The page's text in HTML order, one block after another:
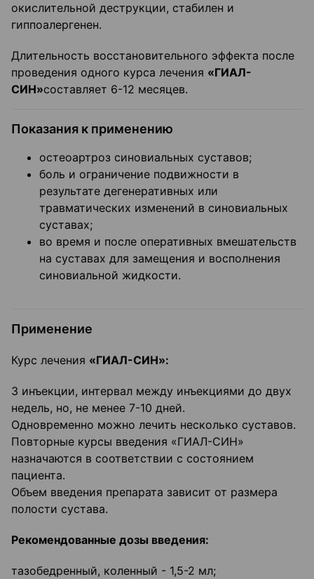
окислительной деструкции, стабилен и
гиппоалергенен.
Длительность восстановительного эффекта после
проведения одного курса лечения «ГИАЛ-
СИН»составляет 6-12 месяцев.
Показания к применению
остеоартроз синовиальных суставов;
боль и ограничение подвижности в
результате дегенеративных или
травматических изменений в синовиальных
суставах;
во время и после оперативных вмешательств
на суставах для замещения и восполнения
синовиальной жидкости.
Применение
Курс лечения «ГИАЛ-СИН»:
3 инъекции, интервал между инъекциями до двух
недель, но, не менее 7-10 дней.
Одновременно можно лечить несколько суставов.
Повторные курсы введения «ГИАЛ-СИН»
назначаются в соответствии с состоянием
пациента.
Объем введения препарата зависит от размера
полости сустава.
Рекомендованные дозы введения:
тазобедренный, коленный - 1,5-2 мл;